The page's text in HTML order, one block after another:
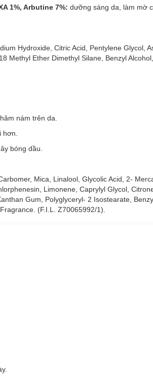
1%, Arbutine 7%: dưỡng sáng da, làm mờ
Hydroxide, Citric Acid, Pentylene Glycol,
Methyl Ether Dimethyl Silane, Benzyl
nám trên da.
bóng dầu.
Mica, Linalool, Glycolic Acid, 2-
Limonene, Caprylyl Glycol,
Gum, Polyglyceryl- 2 Isostearate,
(F.I.L. Z70065992/1).